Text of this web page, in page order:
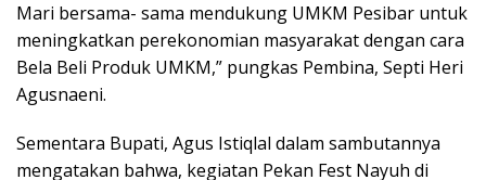
Mari bersama- sama mendukung UMKM Pesibar untuk
meningkatkan perekonomian masyarakat dengan cara
Bela Beli Produk UMKM,” pungkas Pembina, Septi Heri
Agusnaeni.
Sementara Bupati, Agus Istiqlal dalam sambutannya
mengatakan bahwa, kegiatan Pekan Fest Nayuh di